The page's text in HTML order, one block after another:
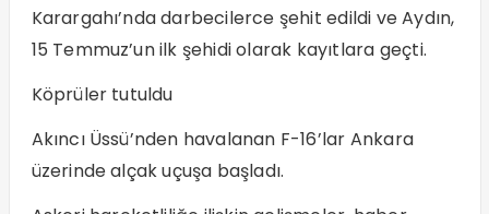
Karargahı’nda darbecilerce şehit edildi ve Aydın,
15 Temmuz’un ilk şehidi olarak kayıtlara geçti.
Köprüler tutuldu
Akıncı Üssü’nden havalanan F-16’lar Ankara
üzerinde alçak uçuşa başladı.